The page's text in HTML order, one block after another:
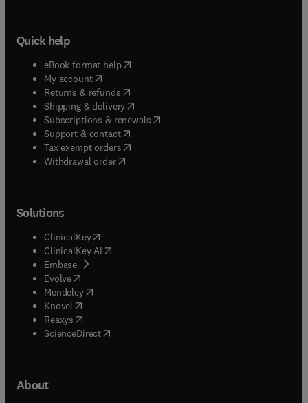
Quick help
eBook format help( opens in new tab/window
My account( opens in new tab/window
Returns & refunds( opens in new tab/window
Shipping & delivery(opens in new tab/window
Subscriptions & renewals( opens in new tab/window
Support & contact( opens in new tab/window
Tax exempt orders( opens in new tab/window
Withdrawal order
Solutions
ClinicalKey(opens in new tab/window
ClinicalKey AI opens in new tab/window
Embase( opens in new tab/window
Evolve(opens in new tab/window
Mendeley( opens in new tab/window
Knovel (opens in new tab/window
Reaxys (opens in new tab/window
ScienceDirect(opens in new tab/window
About